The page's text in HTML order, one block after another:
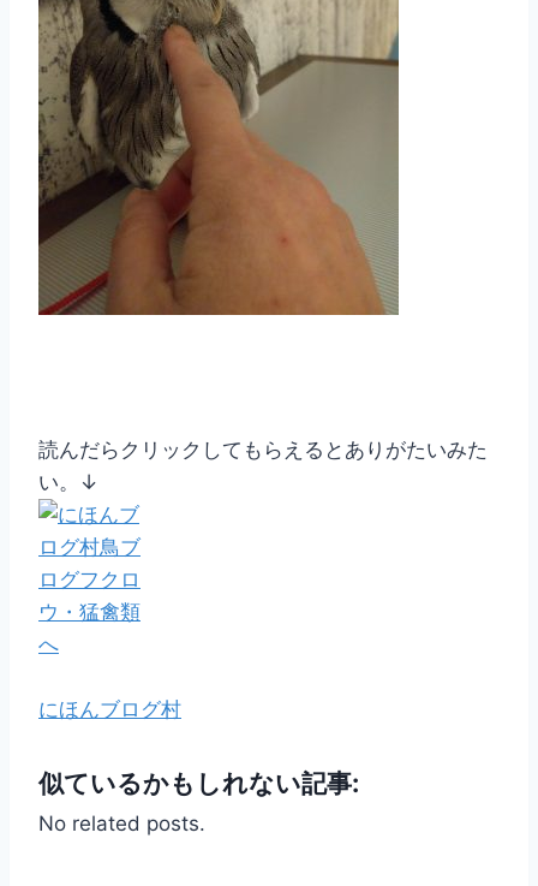
読んだらクリックしてもらえるとありがたいみた
い。↓
にほんブログ村
似ているかもしれない記事:
No related posts.